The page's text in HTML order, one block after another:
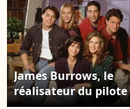
James Burrows, le
réalisateur du pilote